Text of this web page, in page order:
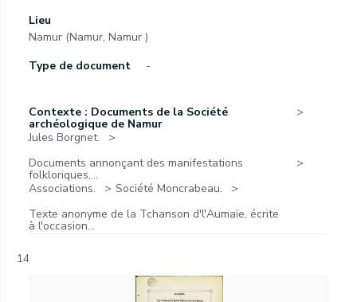
Lieu
Namur (Namur, Namur )
Type de document
-
Contexte : Documents de la Société
archéologique de Namur
Jules Borgnet.
Documents annonçant des manifestations
folkloriques,...
Associations.
Société Moncrabeau.
Texte anonyme de la Tchanson d'l'Aumaïe, écrite
à l'occasion...
14